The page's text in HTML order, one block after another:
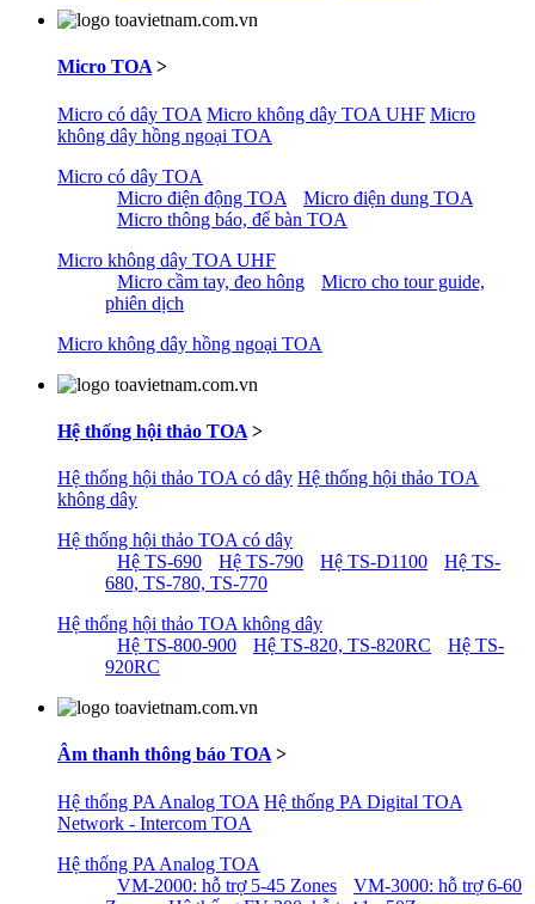
Micro TOA >
Micro có dây TOA Micro không dây TOA UHF Micro
không dây hồng ngoại TOA
Micro có dây TOA
Micro điện động TOA
Micro điện dung TOA
Micro thông báo, để bàn TOA
Micro không dây TOA UHF
Micro cầm tay, đeo hông
Micro cho tour guide,
phiên dịch
Micro không dây hồng ngoại TOA
Hệ thống hội thảo TOA >
Hệ thống hội thảo TOA có dây Hệ thống hội thảo TOA
không dây
Hệ thống hội thảo TOA có dây
Hệ TS-690
Hệ TS-790 Hệ TS-D1100
Hệ TS-
680, TS-780, TS-770
Hệ thống hội thảo TOA không dây
Hệ TS-800-900
Hệ TS-820, TS-820RC
Hệ TS-
920RC
Âm thanh thông báo TOA >
Hệ thống PA Analog TOA Hệ thống PA Digital TOA
Network - Intercom TOA
Hệ thống PA Analog TOA
VM-2000: hỗ trợ 5-45 Zones
VM-3000: hỗ trợ 6-60